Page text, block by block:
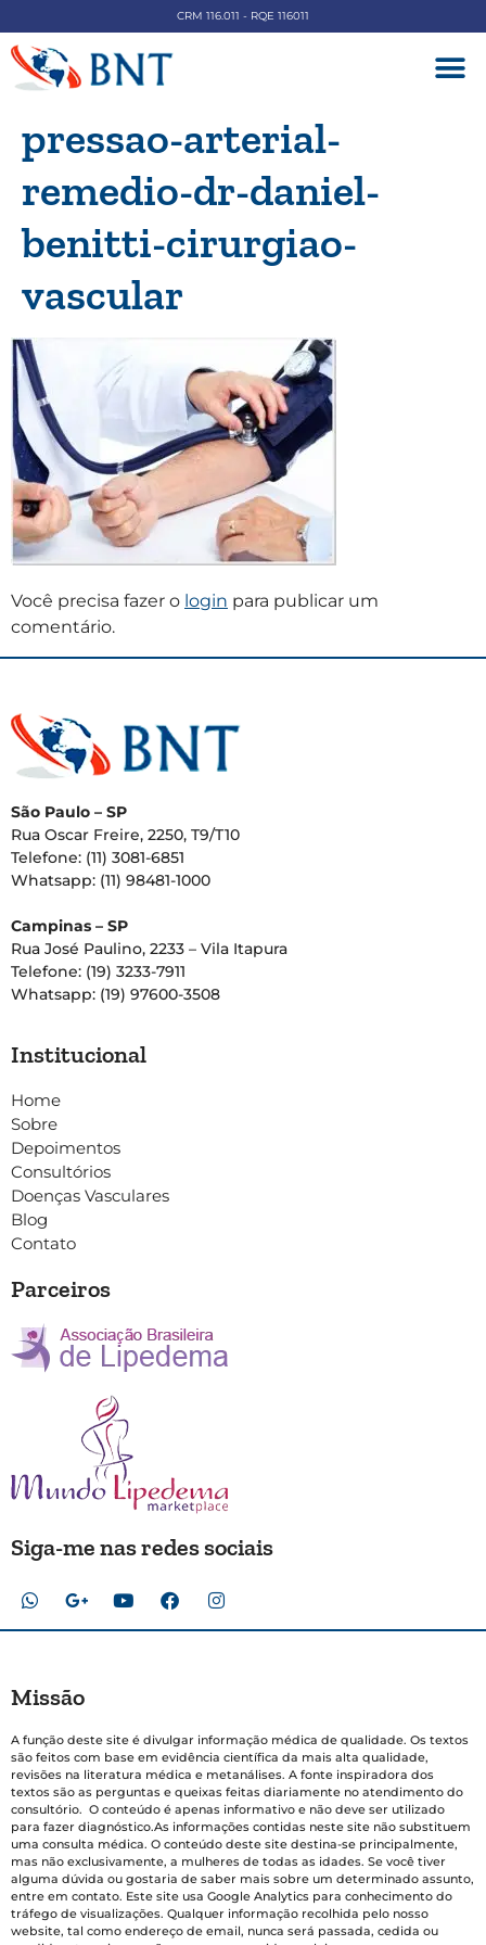
CRM 116.011 - RQE 116011
pressao-arterial-
remedio-dr-daniel-
benitti-cirurgiao-
vascular
Você precisa fazer o login para publicar um
comentário.
São Paulo – SP
Rua Oscar Freire, 2250, T9/T10
Telefone: (11) 3081-6851
Whatsapp: (11) 98481-1000
Campinas – SP
Rua José Paulino, 2233 – Vila Itapura
Telefone: (19) 3233-7911
Whatsapp: (19) 97600-3508
Institucional
Home
Sobre
Depoimentos
Consultórios
Doenças Vasculares
Blog
Contato
Parceiros
Siga-me nas redes sociais
Missão
A função deste site é divulgar informação médica de qualidade. Os textos
são feitos com base em evidência científica da mais alta qualidade,
revisões na literatura médica e metanálises. A fonte inspiradora dos
textos são as perguntas e queixas feitas diariamente no atendimento do
consultório. O conteúdo é apenas informativo e não deve ser utilizado
para fazer diagnóstico.As informações contidas neste site não substituem
uma consulta médica. O conteúdo deste site destina-se principalmente,
mas não exclusivamente, a mulheres de todas as idades. Se você tiver
alguma dúvida ou gostaria de saber mais sobre um determinado assunto,
entre em contato. Este site usa Google Analytics para conhecimento do
tráfego de visualizações. Qualquer informação recolhida pelo nosso
website, tal como endereço de email, nunca será passada, cedida ou